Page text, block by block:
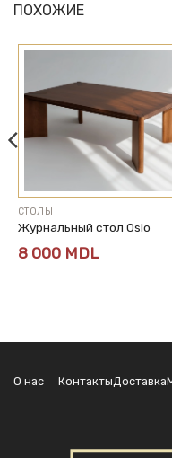
ПОХОЖИЕ
СТОЛЫ
Журнальный стол Oslo
8 000 MDL
О нас Контакты Доставка